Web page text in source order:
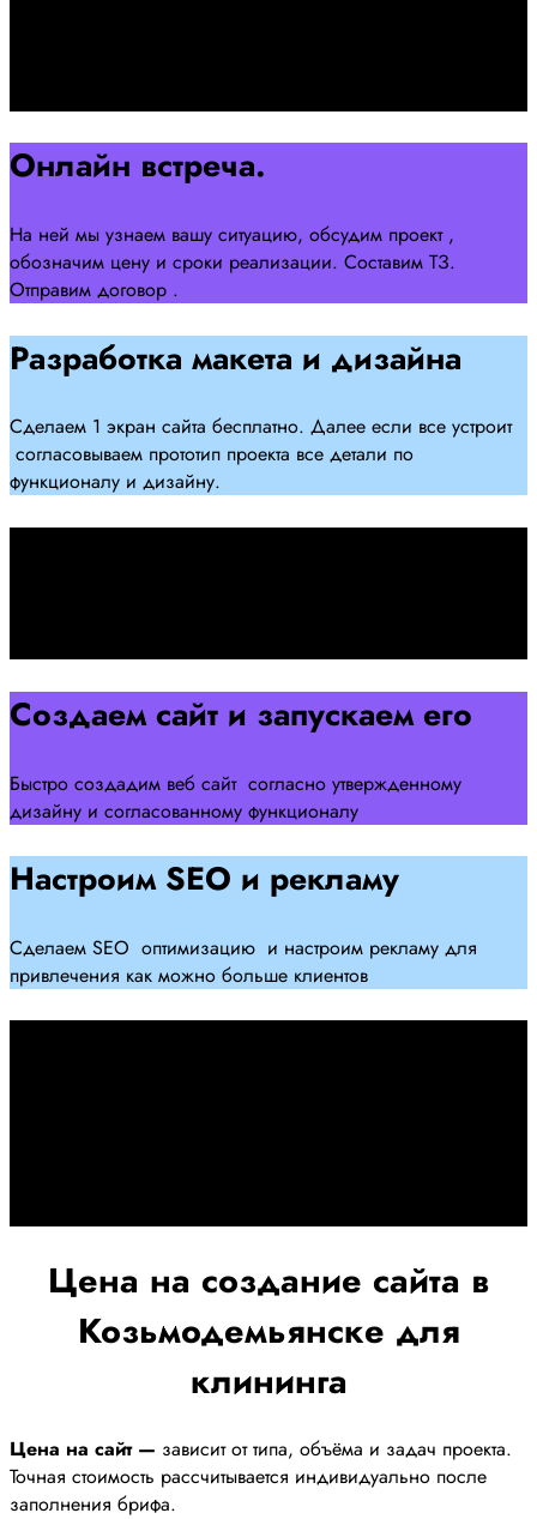
Онлайн встреча.
На ней мы узнаем вашу ситуацию, обсудим проект ,
обозначим цену и сроки реализации. Составим ТЗ.
Отправим договор .
Разработка макета и дизайна
Сделаем 1 экран сайта бесплатно. Далее если все устроит
согласовываем прототип проекта все детали по
функционалу и дизайну.
Создаем сайт и запускаем его
Быстро создадим веб сайт согласно утвержденному
дизайну и согласованному функционалу
Настроим SEO и рекламу
Сделаем SEO оптимизацию и настроим рекламу для
привлечения как можно больше клиентов
Цена на создание сайта в
Козьмодемьянске для
клининга
Цена на сайт — зависит от типа, объёма и задач проекта.
Точная стоимость рассчитывается индивидуально после
заполнения брифа.